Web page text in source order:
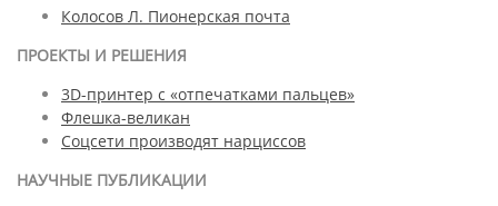
Колосов Л. Пионерская почта
ПРОЕКТЫ И РЕШЕНИЯ
3D-принтер с «отпечатками пальцев»
Флешка-великан
Соцсети производят нарциссов
НАУЧНЫЕ ПУБЛИКАЦИИ